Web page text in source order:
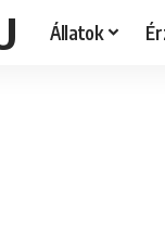
Állatok